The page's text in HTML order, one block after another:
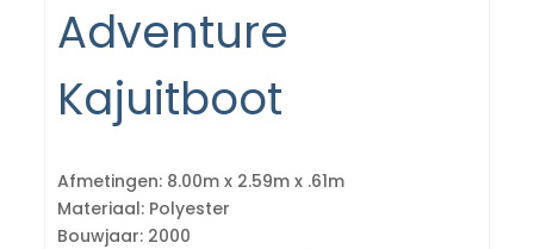
Adventure
Kajuitboot
Afmetingen: 8.00m x 2.59m x .61m
Materiaal: Polyester
Bouwjaar: 2000